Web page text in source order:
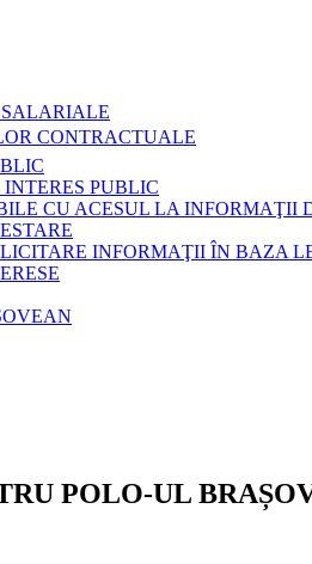
CONTRACTUALE
PUBLIC
CU ACESUL LA INFORMAŢII
INFORMAŢII ÎN BAZA
POLO-UL